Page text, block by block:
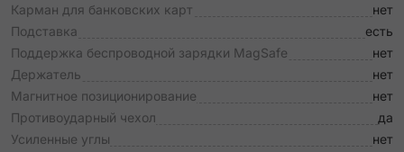
Карман для банковских карт
нет
Подставка
есть
Поддержка беспроводной зарядки MagSafe
нет
Держатель
нет
Магнитное позиционирование
нет
Противоударный чехол
да
Усиленные углы
нет